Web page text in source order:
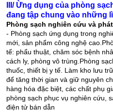
III/ Ừng dụng của phòng
đang tập chung vào những
Phòng sạch nghiên cứu và
- Phòng sạch ứng dụng trong
mới, sản phẩm công nghệ
tế: phẩu thuật, chăm sóc bệnh
cách ly, phòng vô trùng.Phòng
thuốc, thiết bị y tế. Làm kho lưu
để tăng thời gian và giữ nguyên
hàng hóa đặc biệt, các chất phụ
phòng sạch phục vụ nghiên cứu,
điện tử bán dẫn